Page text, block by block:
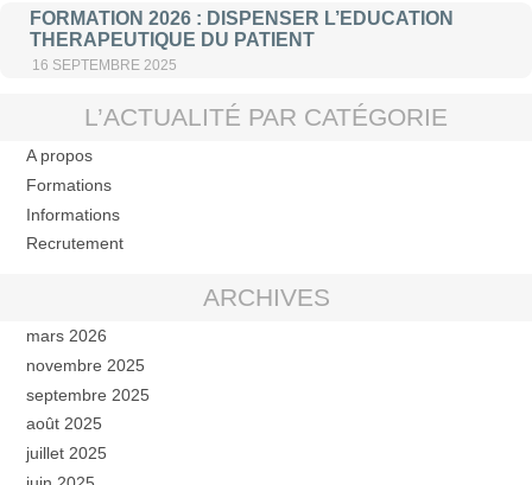
FORMATION 2026 : DISPENSER L’EDUCATION
THERAPEUTIQUE DU PATIENT
16 SEPTEMBRE 2025
L’ACTUALITÉ PAR CATÉGORIE
A propos
Formations
Informations
Recrutement
ARCHIVES
mars 2026
novembre 2025
septembre 2025
août 2025
juillet 2025